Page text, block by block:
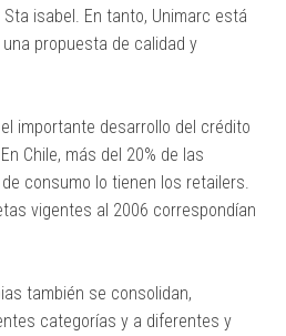
isabel. En tanto, Unimarc está
propuesta de calidad y
importante desarrollo del crédito
Chile, más del 20% de las
consumo lo tienen los retailers.
vigentes al 2006 correspondían
también se consolidan,
categorías y a diferentes y